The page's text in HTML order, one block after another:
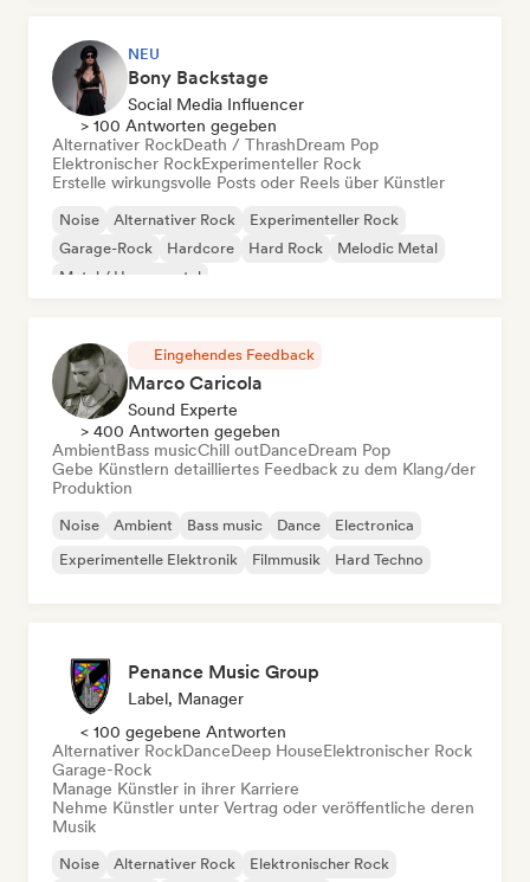
NEU
Bony Backstage
Social Media Influencer
> 100 Antworten gegeben
Alternativer RockDeath / ThrashDream Pop
Elektronischer RockExperimenteller Rock
Erstelle wirkungsvolle Posts oder Reels über Künstler
Noise Alternativer Rock
Experimenteller Rock
Garage-Rock
Hardcore Hard Rock
Melodic Metal
Metal / Heavy metal
Eingehendes Feedback
Marco Caricola
Sound Experte
> 400 Antworten gegeben
AmbientBass musicChill outDanceDream Pop
Gebe Künstlern detailliertes Feedback zu dem Klang/der
Produktion
Noise Ambient Bass music Dance
Electronica
Experimentelle Elektronik
Filmmusik Hard Techno
Penance Music Group
Label, Manager
< 100 gegebene Antworten
Alternativer RockDanceDeep HouseElektronischer Rock
Garage-Rock
Manage Künstler in ihrer Karriere
Nehme Künstler unter Vertrag oder veröffentliche deren
Musik
Noise Alternativer Rock
Elektronischer Rock